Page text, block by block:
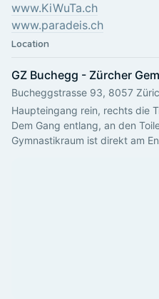
www.KiWuTa.ch
www.paradeis.ch
Location
GZ Buchegg - Zürcher
Bucheggstrasse 93, 8057
Haupteingang rein, rechts die
Dem Gang entlang, an den
Gymnastikraum ist direkt am